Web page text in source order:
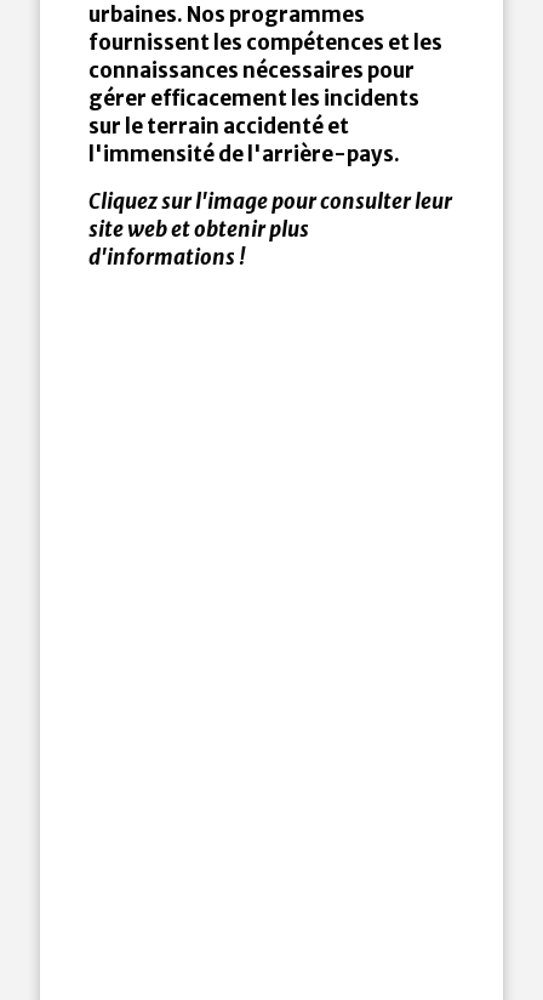
urbaines. Nos programmes
fournissent les compétences et les
connaissances nécessaires pour
gérer efficacement les incidents
sur le terrain accidenté et
l'immensité de l'arrière-pays.
Cliquez sur l'image pour consulter leur
site web et obtenir plus
d'informations !